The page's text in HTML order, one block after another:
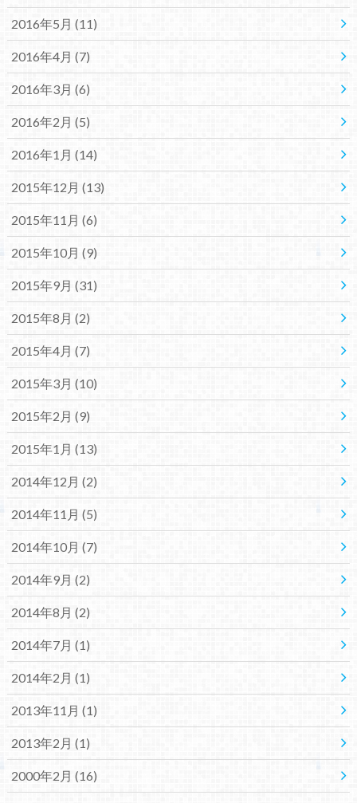
2016年5月 (11)
2016年4月 (7)
2016年3月 (6)
2016年2月 (5)
2016年1月 (14)
2015年12月 (13)
2015年11月 (6)
2015年10月 (9)
2015年9月 (31)
2015年8月 (2)
2015年4月 (7)
2015年3月 (10)
2015年2月 (9)
2015年1月 (13)
2014年12月 (2)
2014年11月 (5)
2014年10月 (7)
2014年9月 (2)
2014年8月 (2)
2014年7月 (1)
2014年2月 (1)
2013年11月 (1)
2013年2月 (1)
2000年2月 (16)